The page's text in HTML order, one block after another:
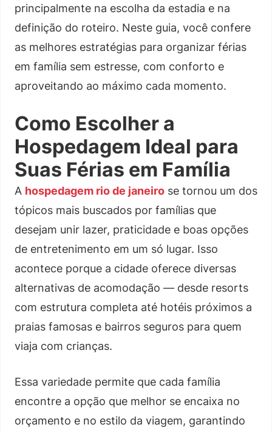
principalmente na escolha da estadia e na
definição do roteiro. Neste guia, você confere
as melhores estratégias para organizar férias
em família sem estresse, com conforto e
aproveitando ao máximo cada momento.
Como Escolher a
Hospedagem Ideal para
Suas Férias em Família
A hospedagem rio de janeiro se tornou um dos
tópicos mais buscados por famílias que
desejam unir lazer, praticidade e boas opções
de entretenimento em um só lugar. Isso
acontece porque a cidade oferece diversas
alternativas de acomodação — desde resorts
com estrutura completa até hotéis próximos a
praias famosas e bairros seguros para quem
viaja com crianças.
Essa variedade permite que cada família
encontre a opção que melhor se encaixa no
orçamento e no estilo da viagem, garantindo